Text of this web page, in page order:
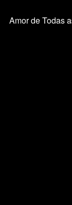
Amor de Todas